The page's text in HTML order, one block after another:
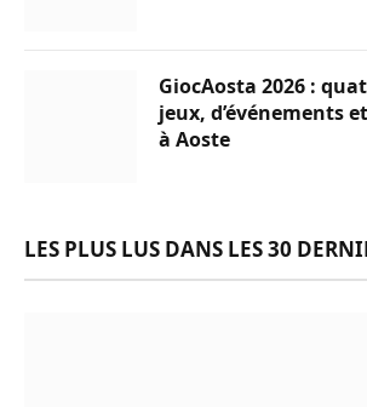
GiocAosta 2026 :
jeux, d’événements
à Aoste
LES PLUS LUS DANS LES 30